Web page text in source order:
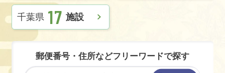
千葉県 17 施設
郵便番号・住所などフリーワードで探す